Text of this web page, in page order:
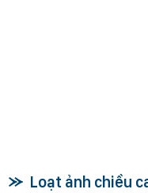
Loạt ảnh chiều